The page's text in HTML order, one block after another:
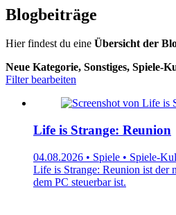
Blogbeiträge
Hier findest du eine Übersicht der
Neue Kategorie, Sonstiges, Spiele-
Filter bearbeiten
Life is Strange: Reunion
04.08.2026 • Spiele • Spiele-
Life is Strange: Reunion ist der
dem PC steuerbar ist.